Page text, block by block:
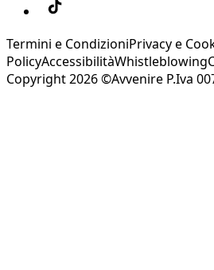
Termini e CondizioniPrivacy e
PolicyAccessibilitàWhistleblowing
Copyright 2026 ©Avvenire P.Iva